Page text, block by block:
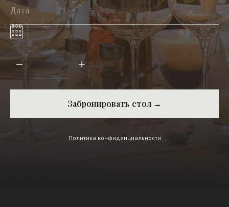
Забронировать стол →
Политика конфиденциальности